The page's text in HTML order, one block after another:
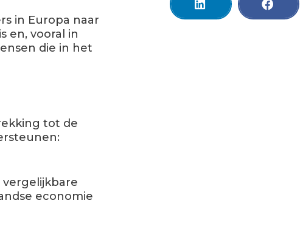
in Europa naar
en, vooral in
die in het
tot de
economie